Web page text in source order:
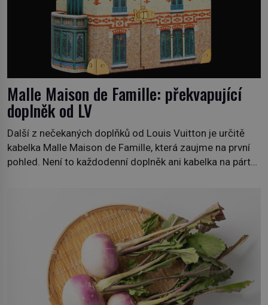
Malle Maison de Famille: překvapující
doplněk od LV
Další z nečekaných doplňků od Louis Vuitton je určitě
kabelka Malle Maison de Famille, která zaujme na první
pohled. Není to každodenní doplněk ani kabelka na párty,
adrese 18 Rue Louis Vuitton, které bylo postaveno v
roce 1869. […]